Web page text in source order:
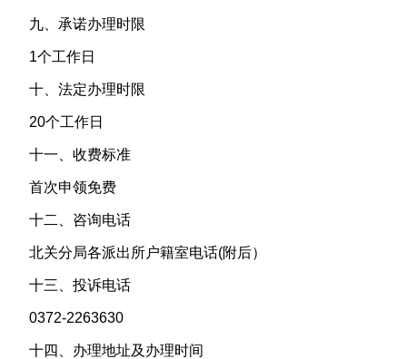
九、承诺办理时限
1个工作日
十、法定办理时限
20个工作日
十一、收费标准
首次申领免费
十二、咨询电话
北关分局各派出所户籍室电话(附后）
十三、投诉电话
0372-2263630
十四、办理地址及办理时间